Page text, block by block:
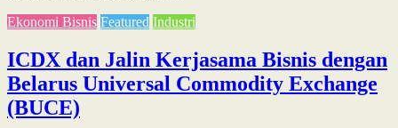
Ekonomi Bisnis Featured Industri
ICDX dan Jalin Kerjasama Bisnis dengan
Belarus Universal Commodity Exchange
(BUCE)